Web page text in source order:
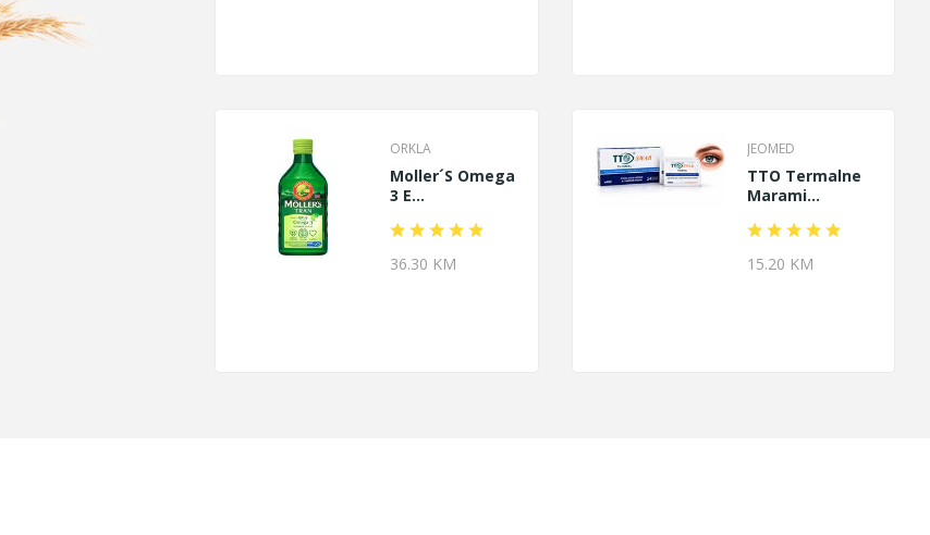
ORKLA
Moller´s Omega
3 E...
36.30 KM
JEOMED
TTO Termalne
Marami...
15.20 KM